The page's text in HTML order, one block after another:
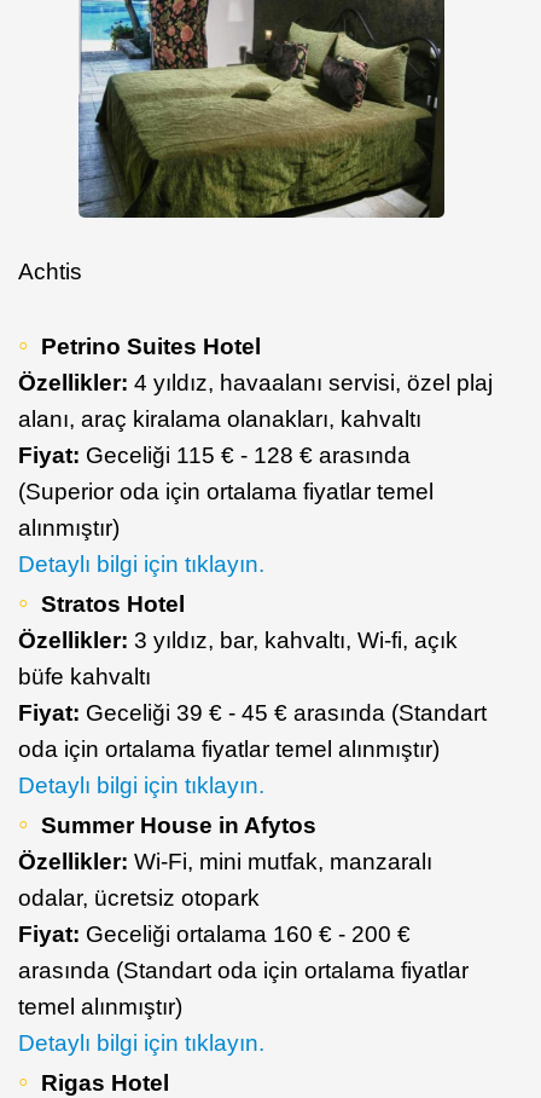
Achtis
Petrino Suites Hotel
Özellikler: 4 yıldız, havaalanı servisi, özel plaj
alanı, araç kiralama olanakları, kahvaltı
Fiyat: Geceliği 115 € - 128 € arasında
(Superior oda için ortalama fiyatlar temel
alınmıştır)
Detaylı bilgi için tıklayın.
Stratos Hotel
Özellikler: 3 yıldız, bar, kahvaltı, Wi-fi, açık
büfe kahvaltı
Fiyat: Geceliği 39 € - 45 € arasında (Standart
oda için ortalama fiyatlar temel alınmıştır)
Detaylı bilgi için tıklayın.
Summer House in Afytos
Özellikler: Wi-Fi, mini mutfak, manzaralı
odalar, ücretsiz otopark
Fiyat: Geceliği ortalama 160 € - 200 €
arasında (Standart oda için ortalama fiyatlar
temel alınmıştır)
Detaylı bilgi için tıklayın.
Rigas Hotel